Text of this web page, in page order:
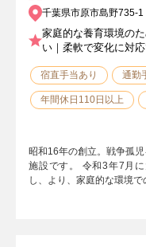
千葉県市原市島野735-1
家庭的な養育環境の
い｜柔軟で変化に対
宿直手当あり 通勤
年間休日110日以上
昭和16年の創立。戦争孤
施設です。 令和3年7月
し、より、家庭的な環境で